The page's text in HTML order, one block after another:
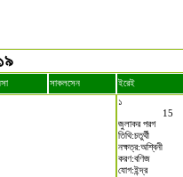
সাকলসেন
ইরেই
১
15
জুলাকর পরগ
তিথি:চতুর্থী
নক্ষত্র:অশ্বিনী
করণ:বণিজ
যোগ:ইন্দ্র